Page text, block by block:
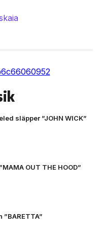
släpper ”JOHN WICK”
OUT THE HOOD”
”BARETTA”